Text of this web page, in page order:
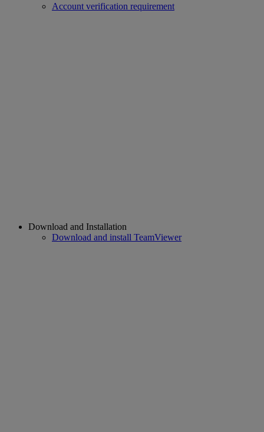
Account verification requirement
Download and Installation
Download and install TeamViewer